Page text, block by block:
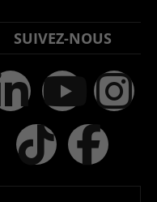
SUIVEZ-NOUS